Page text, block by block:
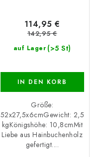
auf Lager (>5 St)
114,95 €
142,95 €
IN DEN KORB
Größe:
52x27,5x6cmGewicht: 2,5
kgKönigshöhe: 10,8cmMit
Liebe aus Hainbuchenholz
gefertigt....